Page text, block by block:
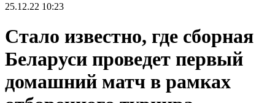
25.12.22 10:23
Стало известно, где сборная
Беларуси проведет первый
домашний матч в рамках